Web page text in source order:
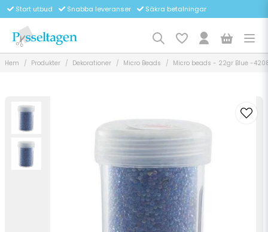
Stort utbud Snabba leveranser Säkra betalningar
Hem Produkter Dekorationer Micro Beads Micro beads - 22gr Blue -